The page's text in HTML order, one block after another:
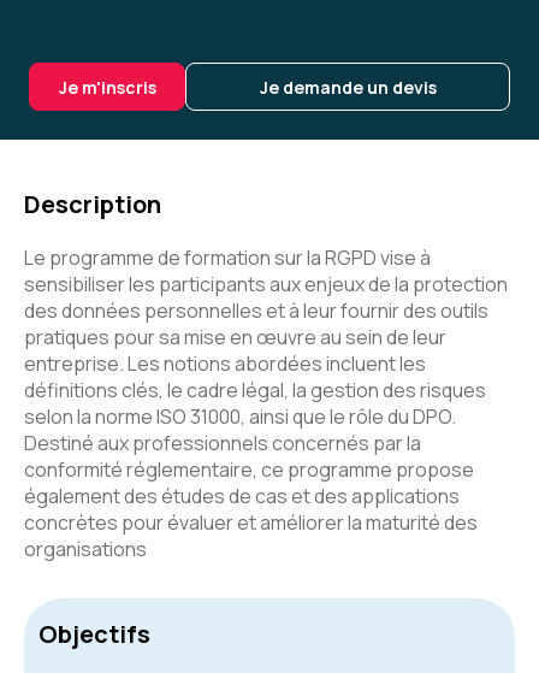
Je m'inscris Je demande un devis
Description
Le programme de formation sur la RGPD vise à
sensibiliser les participants aux enjeux de la protection
des données personnelles et à leur fournir des outils
pratiques pour sa mise en œuvre au sein de leur
entreprise. Les notions abordées incluent les
définitions clés, le cadre légal, la gestion des risques
selon la norme ISO 31000, ainsi que le rôle du DPO.
Destiné aux professionnels concernés par la
conformité réglementaire, ce programme propose
également des études de cas et des applications
concrètes pour évaluer et améliorer la maturité des
organisations
Objectifs